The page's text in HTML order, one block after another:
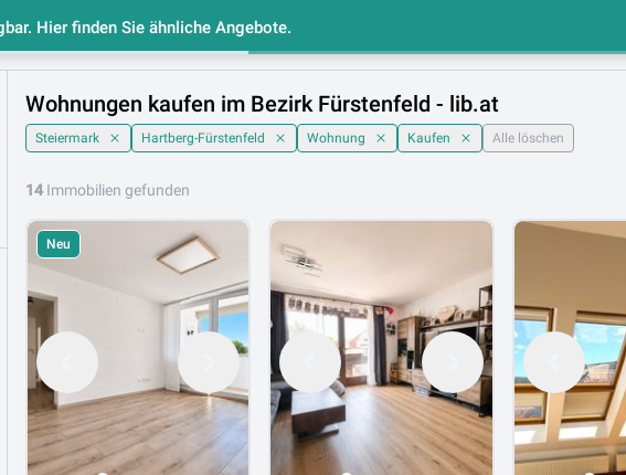
Startseite Makler Liste Gespeicherte Immobilien
Wohnungen kaufen im Bezirk Fürstenfeld - lib.at
Steiermark Hartberg-Fürstenfeld Wohnung Kaufen Alle löschen
14 Immobilien gefunden
Neu
Hier finden Sie ähnliche Angebote.